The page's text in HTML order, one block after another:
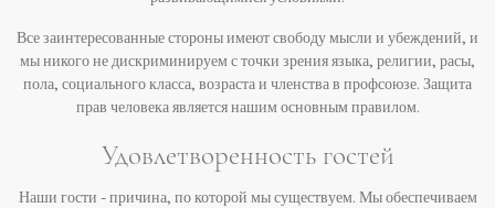
Все заинтересованные стороны имеют свободу мысли и убеждений, и
мы никого не дискриминируем с точки зрения языка, религии, расы,
пола, социального класса, возраста и членства в профсоюзе. Защита
прав человека является нашим основным правилом.
Удовлетворенность гостей
Наши гости - причина, по которой мы существуем. Мы обеспечиваем